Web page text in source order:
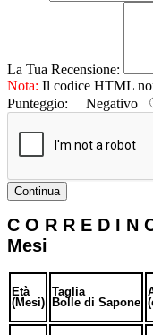
La Tua Recensione:
Nota: Il codice HTML
Punteggio: Negativo
Continua
C O R R E D I
Mesi
Età
(Mesi)
Taglia
Bolle di Sapone